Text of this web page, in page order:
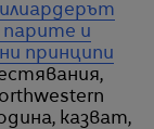
парите и
принципи
казват,